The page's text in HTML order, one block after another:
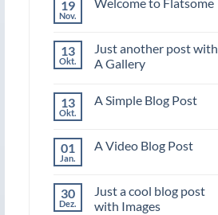
19
Nov.
13
Okt.
Just another post with
A Gallery
13
Okt.
A Simple Blog Post
01
Jan.
A Video Blog Post
30
Dez.
Just a cool blog post
with Images